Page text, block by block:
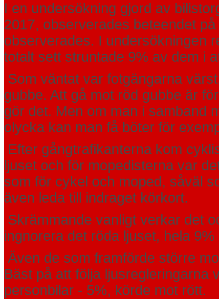
I en undersökning gjord av
2017, observerades beteendet
observerades. I undersökningen
totalt sett struntade 9% av dem i
Som väntat var fotgängarna
gubbe. Att gå mot röd gubbe är
gör det. Men om man i samband
olycka kan man få böter för
Efter gångtrafikanterna kom
ljuset och för mopedisterna var
som för cykel och moped, såväl
även leda till indraget körkort.
Skrämmande vanligt verkar det
ingnorera det röda ljuset, hela
Även de som framförde större
Bäst på att följa ljusregleringarna
personbilar - 5%, körde mot rött.